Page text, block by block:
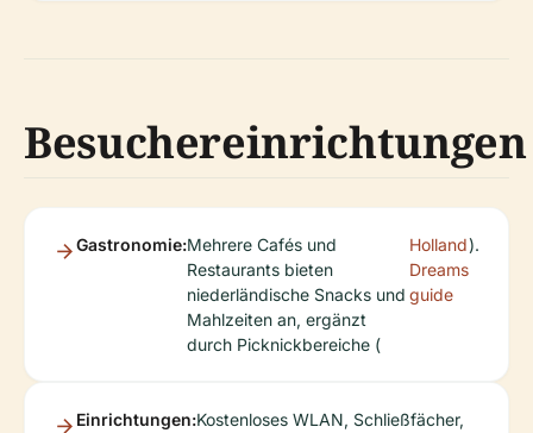
Besuchereinrichtungen
Gastronomie:Mehrere Cafés und
Restaurants bieten
niederländische Snacks und
Mahlzeiten an, ergänzt
durch Picknickbereiche (
Holland
Dreams
guide
).
Einrichtungen:Kostenloses WLAN, Schließfächer,